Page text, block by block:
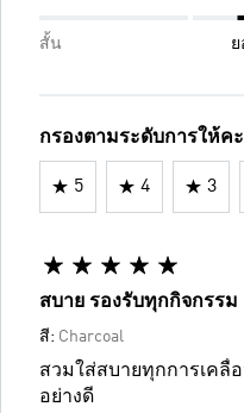
สั้น ย
กรองตามระดับการให้ค
5 4 3
สบาย รองรับทุกกิจกรรม
สี: Charcoal
สวมใส่สบายทุกการเคลื่
อย่างดี